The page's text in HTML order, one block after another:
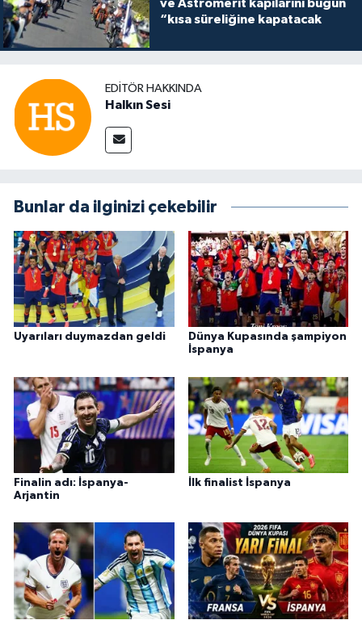
ve Astromerit kapılarını bugün
“kısa süreliğine kapatacak
EDITÖR HAKKINDA
Halkın Sesi
Bunlar da ilginizi çekebilir
Uyarıları duymazdan geldi
Dünya Kupasında şampiyon
İspanya
Finalin adı: İspanya-
Arjantin
İlk finalist İspanya